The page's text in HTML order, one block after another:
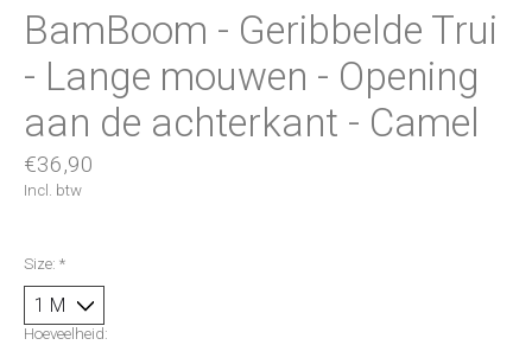
BamBoom - Geribbelde Trui
- Lange mouwen - Opening
aan de achterkant - Camel
€36,90
Incl. btw
Size: *
Hoeveelheid: